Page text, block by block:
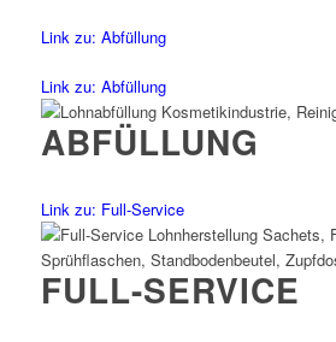
Link zu: Abfüllung
Link zu: Abfüllung
ABFÜLLUNG
Link zu: Full-Service
FULL-SERVICE